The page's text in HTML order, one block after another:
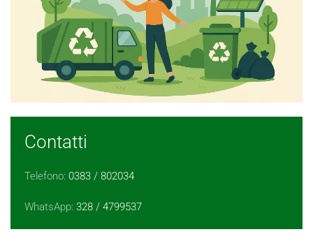
Contatti
Telefono: 0383 / 802034
WhatsApp: 328 / 4799537